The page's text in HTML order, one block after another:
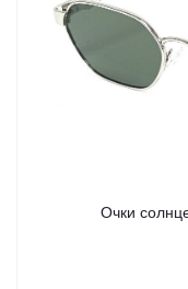
Очки